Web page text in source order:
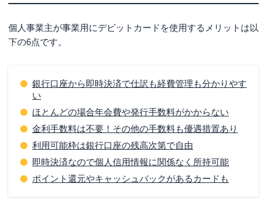
個人事業主におすすめのデビットカード3選
個人事業主が経費の支払いに法人カードを利用す
るメリット4つ
手元に現金が残るためキャッシュフローが改善される
経費の支払いでポイント還元され経費節減できる
個人事業主が事業用にデビットカードを使用するメリットは以
下の6点です。
銀行口座から即時決済で仕訳も経費管理も分かりやす
い
ほとんどの場合年会費や発行手数料がかからない
金利手数料は不要！その他の手数料も優遇措置あり
利用可能枠は銀行口座の残高次第で自由
即時決済なので個人信用情報に関係なく所持可能
ポイント還元やキャッシュバックがあるカードも